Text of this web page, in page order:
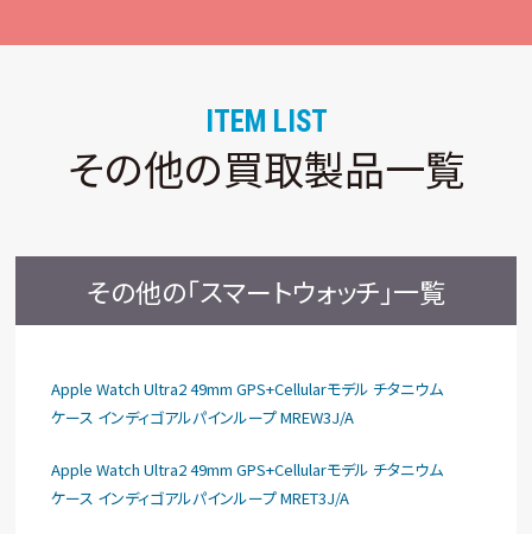
ITEM LIST
その他の買取製品一覧
その他の「スマートウォッチ」一覧
Apple Watch Ultra2 49mm GPS+Cellularモデル チタニウム
ケース インディゴアルパインループ MREW3J/A
Apple Watch Ultra2 49mm GPS+Cellularモデル チタニウム
ケース インディゴアルパインループ MRET3J/A